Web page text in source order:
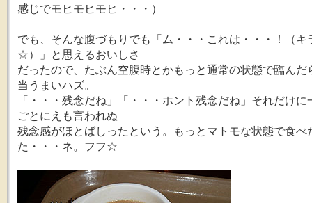
感じでモヒモヒモヒ・・・）
でも、そんな腹づもりでも「ム・・・これは・・・！（キ
☆）」と思えるおいしさ
だったので、たぶん空腹時とかもっと通常の状態で臨んだ
当うまいハズ。
「・・・残念だね」「・・・ホント残念だね」それだけに
ごとにえも言われぬ
残念感がほとばしったという。もっとマトモな状態で食べ
た・・・ネ。フフ☆